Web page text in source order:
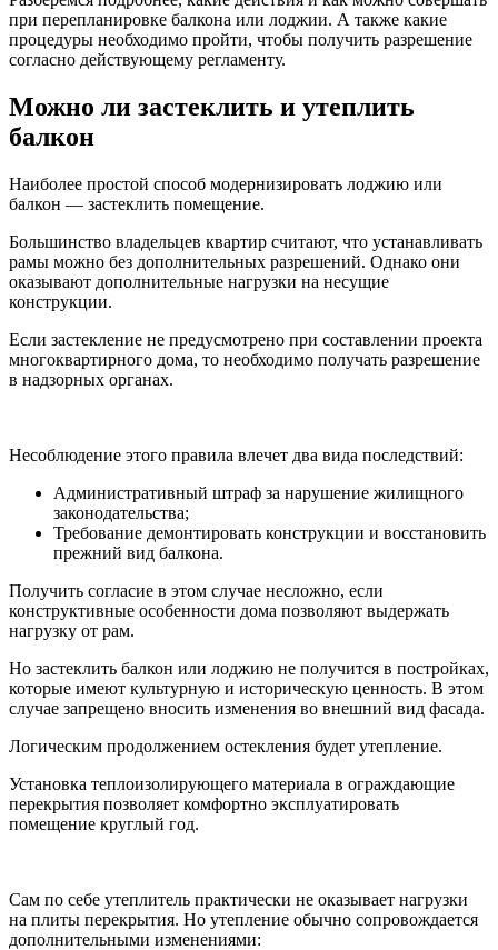
при перепланировке балкона или лоджии. А также какие
процедуры необходимо пройти, чтобы получить разрешение
согласно действующему регламенту.
Можно ли застеклить и утеплить
балкон
Наиболее простой способ модернизировать лоджию или
балкон — застеклить помещение.
Большинство владельцев квартир считают, что устанавливать
рамы можно без дополнительных разрешений. Однако они
оказывают дополнительные нагрузки на несущие
конструкции.
Если застекление не предусмотрено при составлении проекта
многоквартирного дома, то необходимо получать разрешение
в надзорных органах.
Несоблюдение этого правила влечет два вида последствий:
Административный штраф за нарушение жилищного
законодательства;
Требование демонтировать конструкции и восстановить
прежний вид балкона.
Получить согласие в этом случае несложно, если
конструктивные особенности дома позволяют выдержать
нагрузку от рам.
Но застеклить балкон или лоджию не получится в постройках,
которые имеют культурную и историческую ценность. В этом
случае запрещено вносить изменения во внешний вид фасада.
Логическим продолжением остекления будет утепление.
Установка теплоизолирующего материала в ограждающие
перекрытия позволяет комфортно эксплуатировать
помещение круглый год.
Сам по себе утеплитель практически не оказывает нагрузки
на плиты перекрытия. Но утепление обычно сопровождается
дополнительными изменениями: